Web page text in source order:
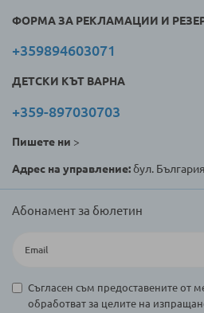
ФОРМА ЗА РЕКЛАМАЦИИ И
+359894603071
ДЕТСКИ КЪТ ВАРНА
+359-897030703
Пишете ни >
Адрес на управление:бул.
Абонамент за бюлетин
Съгласен съм предоставените от
обработват за целите на